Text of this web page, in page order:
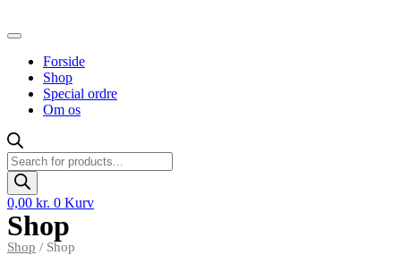
til
Forside
Shop
Special ordre
Om os
Products
search
0,00 kr. 0 Kurv
Shop
Shop / Shop